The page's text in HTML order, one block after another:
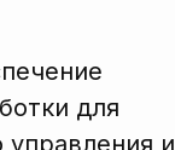
для
управления и